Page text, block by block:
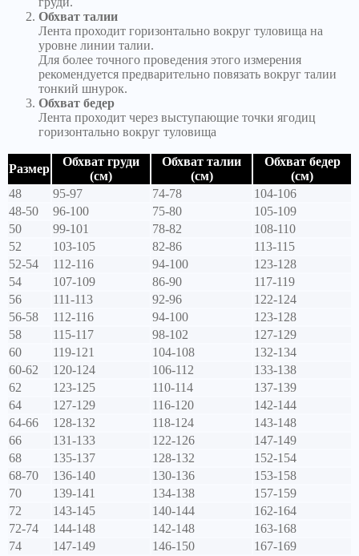
Обхват талии
Лента проходит горизонтально вокруг туловища на
уровне линии талии.
Для более точного проведения этого измерения
рекомендуется предварительно повязать вокруг талии
тонкий шнурок.
Обхват бедер
Лента проходит через выступающие точки ягодиц
горизонтально вокруг туловища
Размер
Обхват груди
(см)
Обхват талии
(см)
Обхват бедер
(см)
48
95-97 74-78
104-106
48-50
96-100 75-80
105-109
50
99-101 78-82
108-110
52
103-105 82-86
113-115
52-54
112-116 94-100
123-128
54
107-109 86-90
117-119
56
111-113 92-96
122-124
56-58
112-116 94-100
123-128
58
115-117 98-102
127-129
60
119-121 104-108
132-134
60-62
120-124 106-112
133-138
62
123-125 110-114
137-139
64
127-129 116-120
142-144
64-66
128-132 118-124
143-148
66
131-133 122-126
147-149
68
135-137 128-132
152-154
68-70
136-140 130-136
153-158
70
139-141 134-138
157-159
72
143-145 140-144
162-164
72-74
144-148 142-148
163-168
74
147-149 146-150 167-169